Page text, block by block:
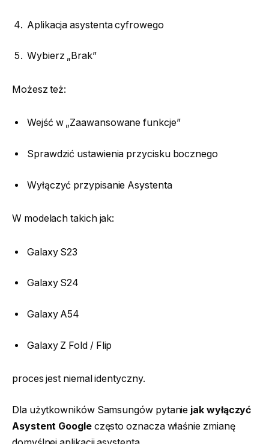
Aplikacja asystenta cyfrowego
Wybierz „Brak”
Możesz też:
Wejść w „Zaawansowane funkcje”
Sprawdzić ustawienia przycisku bocznego
Wyłączyć przypisanie Asystenta
W modelach takich jak:
Galaxy S23
Galaxy S24
Galaxy A54
Galaxy Z Fold / Flip
proces jest niemal identyczny.
Dla użytkowników Samsungów pytanie jak wyłączyć
Asystent Googleczęsto oznacza właśnie zmianę